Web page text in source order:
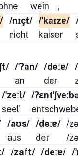
wein
,
/nɪçt/
nicht
/ˈkaɪzɐ/
kaiser
/ˈʔan/
an
/deːɐ/
der
/ˈzeːl/
seel'
/
/aʊs/
aus
/deːɐ/
der
/
/
/zaft/ /deːɐ/ /